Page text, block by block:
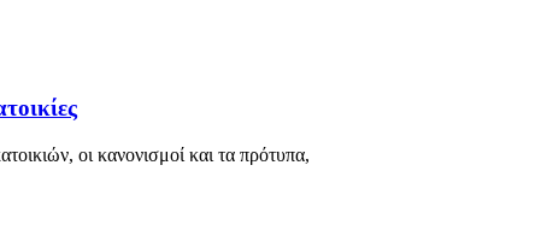
οι κανονισμοί και τα πρότυπα,